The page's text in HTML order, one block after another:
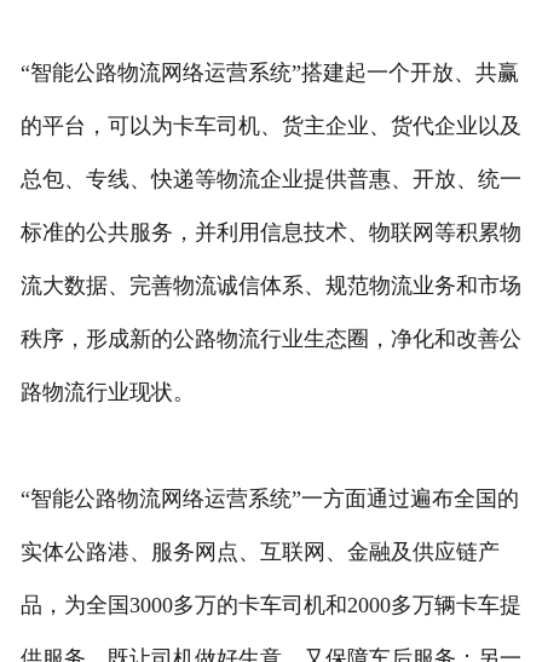
“智能公路物流网络运营系统”搭建起一个开放、共赢
的平台，可以为卡车司机、货主企业、货代企业以及
总包、专线、快递等物流企业提供普惠、开放、统一
标准的公共服务，并利用信息技术、物联网等积累物
流大数据、完善物流诚信体系、规范物流业务和市场
秩序，形成新的公路物流行业生态圈，净化和改善公
路物流行业现状。
“智能公路物流网络运营系统”一方面通过遍布全国的
实体公路港、服务网点、互联网、金融及供应链产
品，为全国3000多万的卡车司机和2000多万辆卡车提